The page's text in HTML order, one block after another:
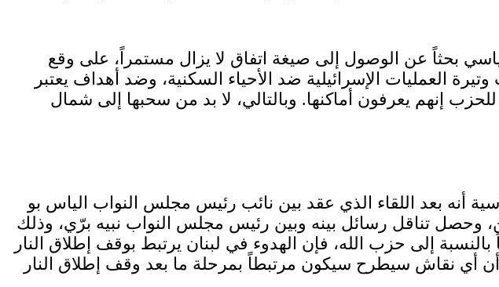
بحثاً عن الوصول إلى صيغة اتفاق لا يزال مستمراً، على وقع
العمليات الإسرائيلية ضد الأحياء السكنية، وضد أهداف يعتبر
إنهم يعرفون أماكنها. وبالتالي، لا بد من سحبها إلى شمال
أنه بعد اللقاء الذي عقد بين نائب رئيس مجلس النواب الياس بو
وحصل تناقل رسائل بينه وبين رئيس مجلس النواب نبيه برّي، وذلك
إلى حزب الله، فإن الهدوء في لبنان يرتبط بوقف إطلاق النار